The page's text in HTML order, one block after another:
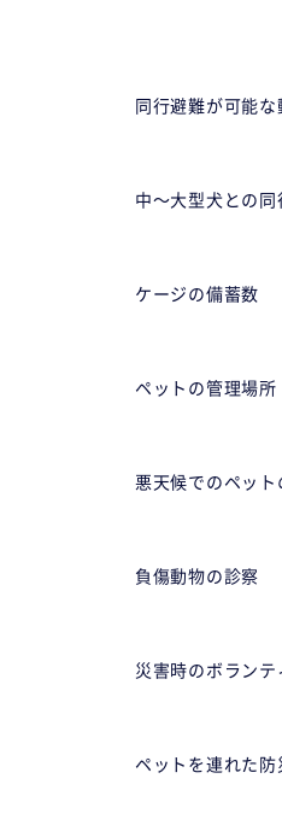
同行避難が可能な
中〜大型犬との同
ケージの備蓄数
ペットの管理場所
悪天候でのペッ
負傷動物の診察
災害時のボランテ
ペットを連れた防